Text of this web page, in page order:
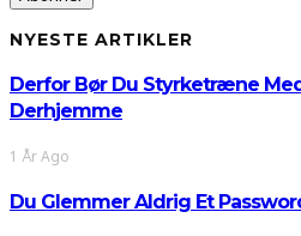
NYESTE ARTIKLER
Derfor Bør Du Styrketræne
Derhjemme
1 År Ago
Du Glemmer Aldrig Et